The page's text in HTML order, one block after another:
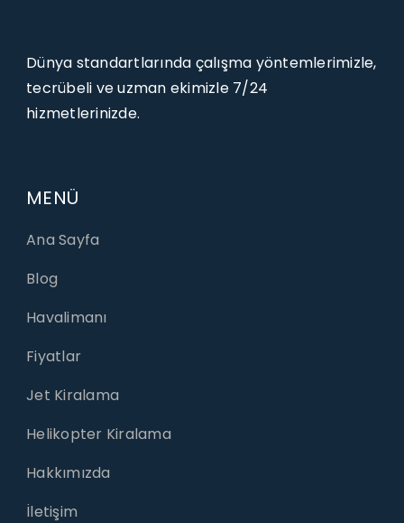
Dünya standartlarında çalışma yöntemlerimizle,
tecrübeli ve uzman ekimizle 7/24
hizmetlerinizde.
MENÜ
Ana Sayfa
Blog
Havalimanı
Fiyatlar
Jet Kiralama
Helikopter Kiralama
Hakkımızda
İletişim